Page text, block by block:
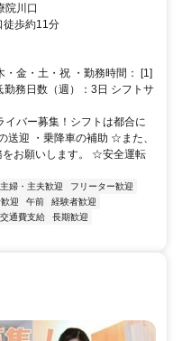
院川口
徒歩約11分
金・土・祝 ・勤務時間： [1]
務日数（週）：3日 シフトサ
バー募集！シフトは都合に
送迎 ・乗降車の補助 ☆また、
をお願いします。 ☆安全運転
主婦・主夫歓迎
フリーター歓迎
迎 午前
経験者歓迎
交通費支給
長期歓迎